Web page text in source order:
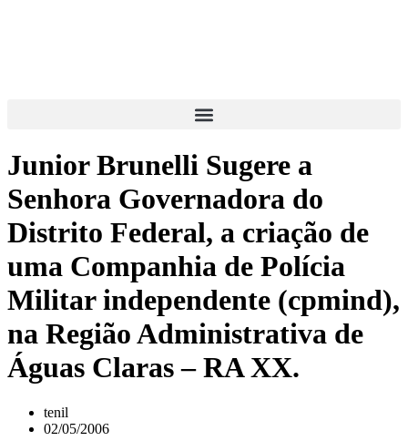
Junior Brunelli Sugere a
Senhora Governadora do
Distrito Federal, a criação de
uma Companhia de Polícia
Militar independente (cpmind),
na Região Administrativa de
Águas Claras – RA XX.
tenil
02/05/2006